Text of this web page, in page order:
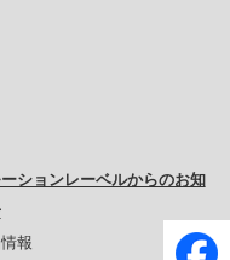
ションレーベルからのお知
報